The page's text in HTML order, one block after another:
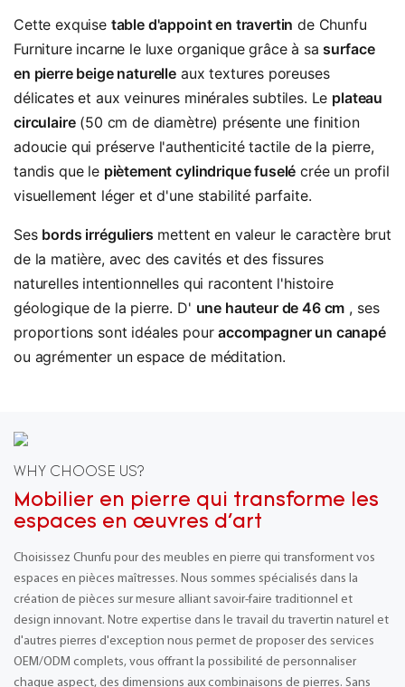
Cette exquise table d'appoint en travertin de Chunfu
Furniture incarne le luxe organique grâce à sasurface
en pierre beige naturelle aux textures poreuses
délicates et aux veinures minérales subtiles. Le plateau
circulaire(50 cm de diamètre) présente une finition
adoucie qui préserve l'authenticité tactile de la pierre,
tandis que le piètement cylindrique fuselé crée un profil
visuellement léger et d'une stabilité parfaite.
Ses bords irréguliers mettent en valeur le caractère brut
de la matière, avec des cavités et des fissures
naturelles intentionnelles qui racontent l'histoire
géologique de la pierre. D' une hauteur de 46 cm , ses
proportions sont idéales pouraccompagner un canapé
ou agrémenter un espace de méditation.
WHY CHOOSE US?
Mobilier en pierre qui transforme les
espaces en œuvres d'art
Choisissez Chunfu pour des meubles en pierre qui transforment vos
espaces en pièces maîtresses. Nous sommes spécialisés dans la
création de pièces sur mesure alliant savoir-faire traditionnel et
design innovant. Notre expertise dans le travail du travertin naturel et
d'autres pierres d'exception nous permet de proposer des services
OEM/ODM complets, vous offrant la possibilité de personnaliser
chaque aspect, des dimensions aux combinaisons de pierres. Sans